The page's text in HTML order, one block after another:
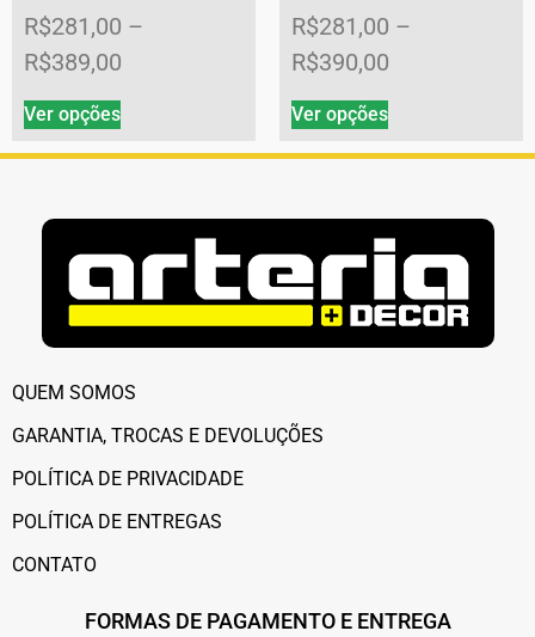
R$281,00 –
R$389,00
Ver opções
R$281,00 –
R$390,00
Ver opções
QUEM SOMOS
GARANTIA, TROCAS E DEVOLUÇÕES
POLÍTICA DE PRIVACIDADE
POLÍTICA DE ENTREGAS
CONTATO
FORMAS DE PAGAMENTO E ENTREGA